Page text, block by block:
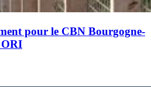
pour le CBN Bourgogne-
ORI